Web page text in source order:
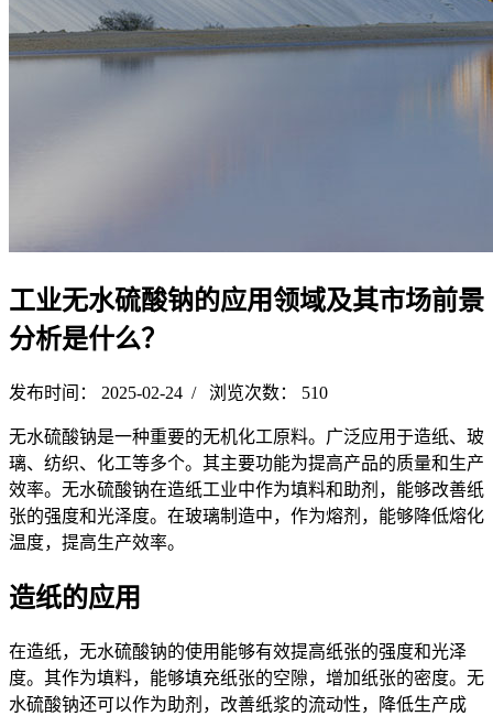
工业无水硫酸钠的应用领域及其市场前景
分析是什么？
发布时间： 2025-02-24 / 浏览次数： 510
无水硫酸钠是一种重要的无机化工原料。广泛应用于造纸、玻
璃、纺织、化工等多个。其主要功能为提高产品的质量和生产
效率。无水硫酸钠在造纸工业中作为填料和助剂，能够改善纸
张的强度和光泽度。在玻璃制造中，作为熔剂，能够降低熔化
温度，提高生产效率。
造纸的应用
在造纸，无水硫酸钠的使用能够有效提高纸张的强度和光泽
度。其作为填料，能够填充纸张的空隙，增加纸张的密度。无
水硫酸钠还可以作为助剂，改善纸浆的流动性，降低生产成